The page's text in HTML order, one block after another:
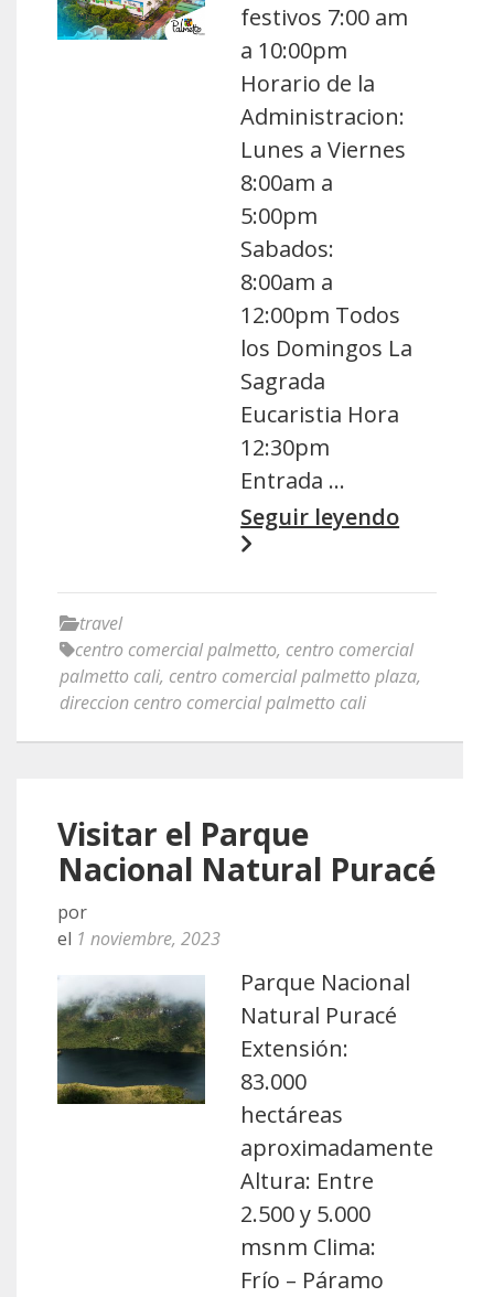
festivos 7:00 am
a 10:00pm
Horario de la
Administracion:
Lunes a Viernes
8:00am a
5:00pm
Sabados:
8:00am a
12:00pm Todos
los Domingos La
Sagrada
Eucaristia Hora
12:30pm
Entrada …
Seguir leyendo
travel
centro comercial palmetto, centro comercial
palmetto cali, centro comercial palmetto plaza,
direccion centro comercial palmetto cali
Visitar el Parque
Nacional Natural Puracé
por
el 1 noviembre, 2023
Parque Nacional
Natural Puracé
Extensión:
83.000
hectáreas
aproximadamente
Altura: Entre
2.500 y 5.000
msnm Clima:
Frío – Páramo